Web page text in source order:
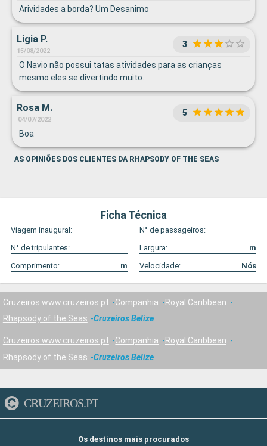
Arividades a borda? Um Desanimo
Ligia P.
15/08/2022
3
O Navio não possui tatas atividades para as crianças
mesmo eles se divertindo muito.
Rosa M.
04/07/2022
5
Boa
AS OPINIÕES DOS CLIENTES DA RHAPSODY OF THE SEAS
Ficha Técnica
Viagem inaugural:
N° de passageiros:
N° de tripulantes:
Largura:
m
Comprimento:
m Velocidade: Nós
Cruzeiros www.cruzeiros.pt Companhia
Royal Caribbean
Rhapsody of the Seas
Cruzeiros Belize
Cruzeiros www.cruzeiros.pt Companhia
Royal Caribbean
Rhapsody of the Seas
Cruzeiros Belize
CRUZEIROS.PT
Os destinos mais procurados